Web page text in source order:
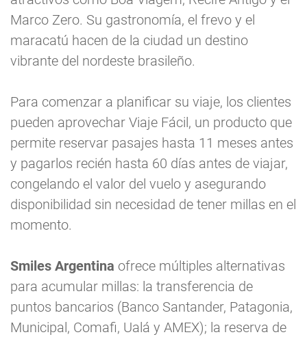
Marco Zero. Su gastronomía, el frevo y el
maracatú hacen de la ciudad un destino
vibrante del nordeste brasileño.
Para comenzar a planificar su viaje, los clientes
pueden aprovechar Viaje Fácil, un producto que
permite reservar pasajes hasta 11 meses antes
y pagarlos recién hasta 60 días antes de viajar,
congelando el valor del vuelo y asegurando
disponibilidad sin necesidad de tener millas en el
momento.
Smiles Argentina ofrece múltiples alternativas
para acumular millas: la transferencia de
puntos bancarios (Banco Santander, Patagonia,
Municipal, Comafi, Ualá y AMEX); la reserva de